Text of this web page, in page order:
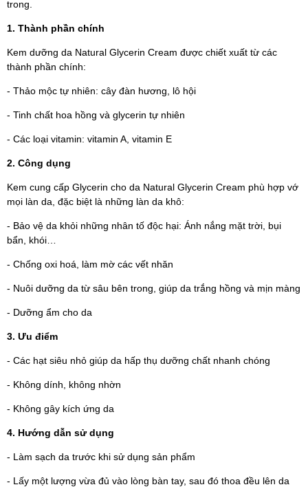
trong.
1. Thành phần chính
Kem dưỡng da Natural Glycerin Cream được chiết xuất từ các
thành phần chính:
- Thảo mộc tự nhiên: cây đàn hương, lô hội
- Tinh chất hoa hồng và glycerin tự nhiên
- Các loại vitamin: vitamin A, vitamin E
2. Công dụng
Kem cung cấp Glycerin cho da Natural Glycerin Cream phù hợp vớ
mọi làn da, đặc biệt là những làn da khô:
- Bảo vệ da khỏi những nhân tố độc hại: Ánh nắng mặt trời, bụi
bẩn, khói…
- Chống oxi hoá, làm mờ các vết nhăn
- Nuôi dưỡng da từ sâu bên trong, giúp da trắng hồng và mịn màng
- Dưỡng ẩm cho da
3. Ưu điểm
- Các hạt siêu nhỏ giúp da hấp thụ dưỡng chất nhanh chóng
- Không dính, không nhờn
- Không gây kích ứng da
4. Hướng dẫn sử dụng
- Làm sạch da trước khi sử dụng sản phẩm
- Lấy một lượng vừa đủ vào lòng bàn tay, sau đó thoa đều lên da